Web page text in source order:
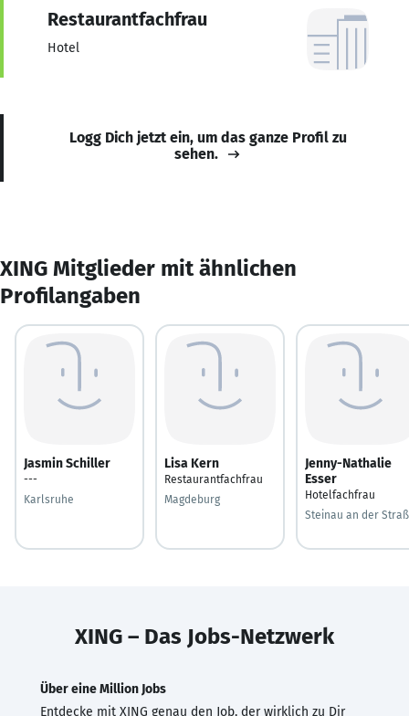
Restaurantfachfrau
Hotel
Logg Dich jetzt ein, um das ganze Profil zu
sehen.
XING Mitglieder mit ähnlichen
Profilangaben
Jasmin Schiller
---
Karlsruhe
Lisa Kern
Restaurantfachfrau
Magdeburg
Jenny-Nathalie
Esser
Hotelfachfrau
Steinau an der
XING – Das Jobs-Netzwerk
Über eine Million Jobs
Entdecke mit XING genau den Job, der wirklich zu Dir